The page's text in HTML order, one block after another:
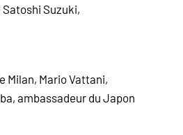
Suzuki,
Milan, Mario Vattani,
ambassadeur du Japon